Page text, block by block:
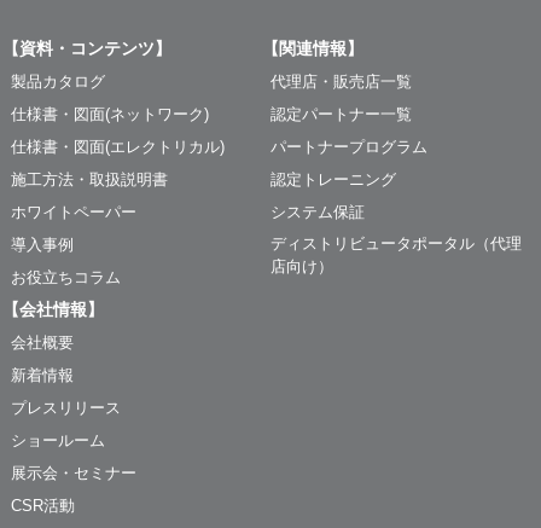
【資料・コンテンツ】
製品カタログ
仕様書・図面(ネットワーク)
仕様書・図面(エレクトリカル)
施工方法・取扱説明書
ホワイトペーパー
導入事例
お役立ちコラム
【関連情報】
代理店・販売店一覧
認定パートナー一覧
パートナープログラム
認定トレーニング
システム保証
ディストリビュータポータル（代理
店向け）
【会社情報】
会社概要
新着情報
プレスリリース
ショールーム
展示会・セミナー
CSR活動